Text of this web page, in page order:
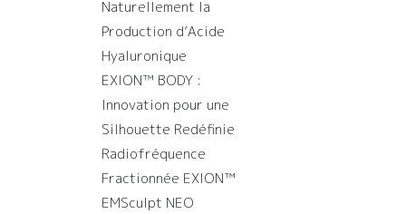
Naturellement la
Production d’Acide
Hyaluronique
EXION™️ BODY :
Innovation pour une
Silhouette Redéfinie
Radiofréquence
Fractionnée EXION™️
EMSculpt NEO